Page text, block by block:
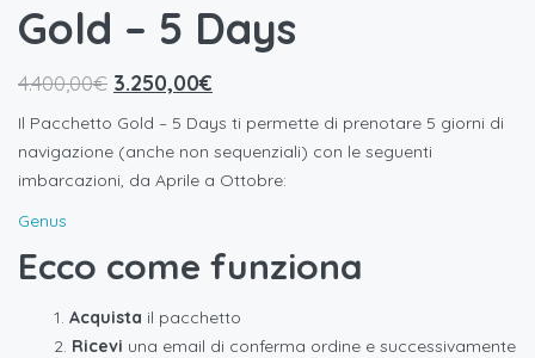
Gold – 5 Days
4.400,00€ 3.250,00€
Il Pacchetto Gold – 5 Days ti permette di prenotare 5 giorni di
navigazione (anche non sequenziali) con le seguenti
imbarcazioni, da Aprile a Ottobre:
Genus
Ecco come funziona
Acquista il pacchetto
Ricevi una email di conferma ordine e successivamente